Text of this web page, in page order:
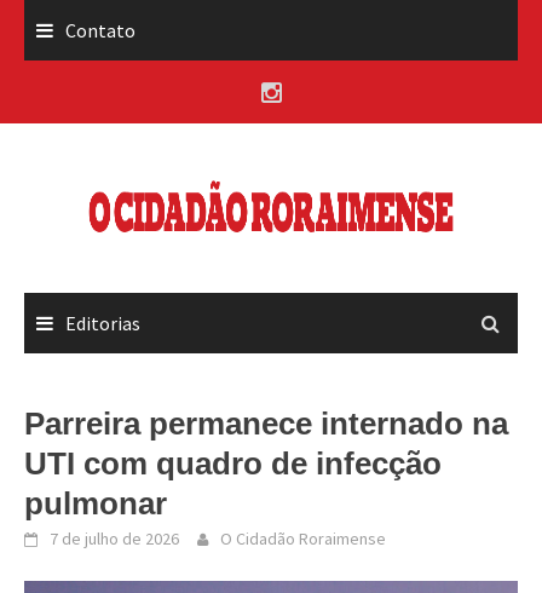
Contato
Editorias
Parreira permanece internado na
UTI com quadro de infecção
pulmonar
7 de julho de 2026 O Cidadão Roraimense